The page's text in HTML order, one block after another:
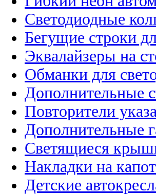
Светодиодные
Бегущие строки
Эквалайзеры на
Обманки для
Дополнительные
Повторители
Дополнительные
Светящиеся
Накладки на капот
Детские